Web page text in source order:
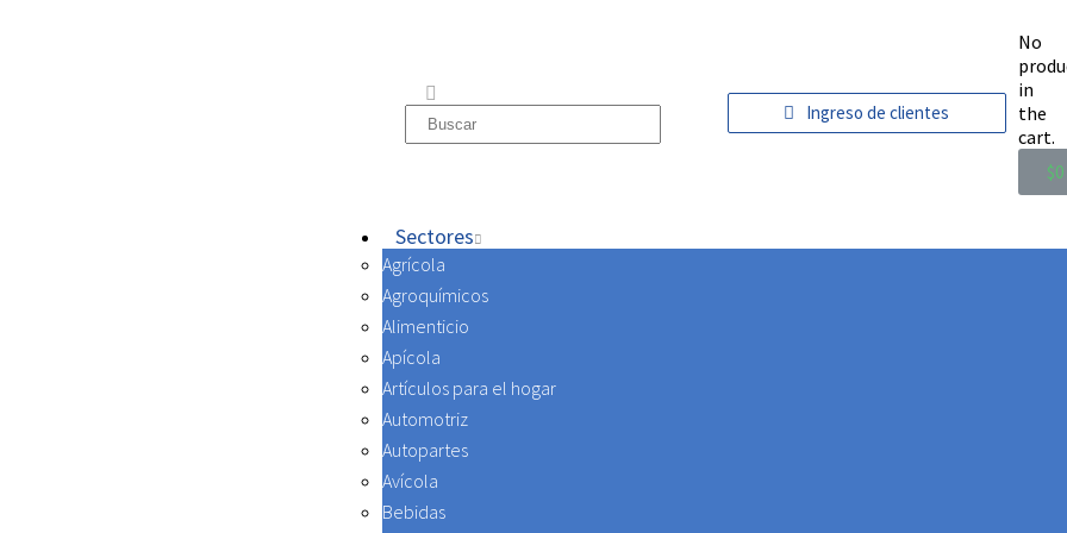
Ingreso de clientes
No
in
the
cart.
$0
Sectores
Agrícola
Agroquímicos
Alimenticio
Apícola
Artículos para el hogar
Automotriz
Autopartes
Avícola
Bebidas